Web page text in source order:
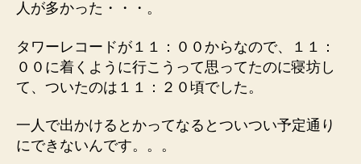
人が多かった・・・。
タワーレコードが１１：００からなので、１１：
００に着くように行こうって思ってたのに寝坊し
て、ついたのは１１：２０頃でした。
一人で出かけるとかってなるとついつい予定通り
にできないんです。。。